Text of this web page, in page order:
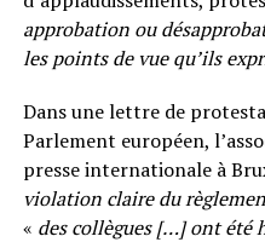
approbation ou
les points de vue qu’ils
Dans une lettre de
Parlement européen,
presse internationale à
violation claire du
« des collègues […] ont été